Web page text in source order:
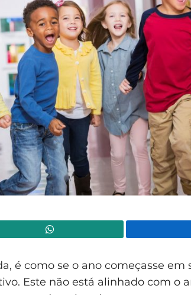
é como se o ano começasse em
Este não está alinhado com o